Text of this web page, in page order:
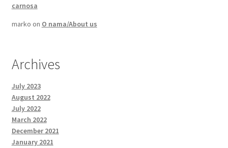
carnosa
marko on O nama/About us
Archives
July 2023
August 2022
July 2022
March 2022
December 2021
January 2021